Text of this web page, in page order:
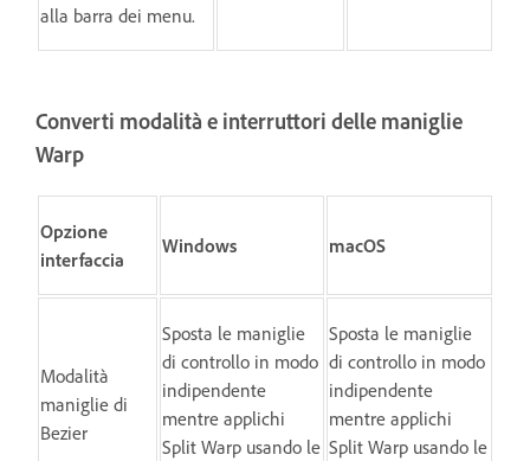
alla barra dei menu.
Converti modalità e interruttori delle maniglie
Warp
Opzione
interfaccia
Windows macOS
Modalità
maniglie di
Bezier
Sposta le maniglie
di controllo in modo
indipendente
mentre applichi
Split Warp usando le
Sposta le maniglie
di controllo in modo
indipendente
mentre applichi
Split Warp usando le